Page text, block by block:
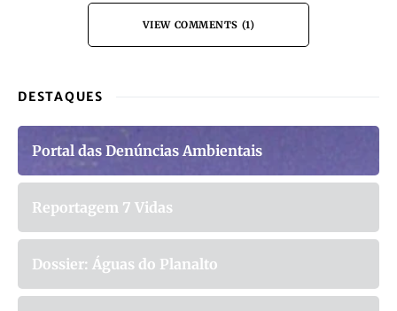
VIEW COMMENTS (1)
DESTAQUES
Portal das Denúncias Ambientais
Reportagem 7 Vidas
Dossier: Águas do Planalto